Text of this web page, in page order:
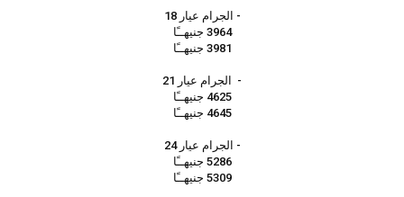
- الجرام عيار 18
3964 جنيهــًا
3981 جنيهــًا
- الجرام عيار 21
4625 جنيهــًا
4645 جنيهــًا
- الجرام عيار 24
5286 جنيهــًا
5309 جنيهــًا